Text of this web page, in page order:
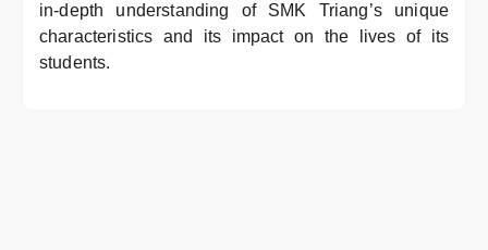
in-depth understanding of SMK Triang’s unique
characteristics and its impact on the lives of its
students.